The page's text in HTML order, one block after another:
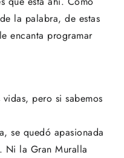
la palabra, de estas
encanta programar
pero si sabemos
se quedó apasionada
Ni la Gran Muralla